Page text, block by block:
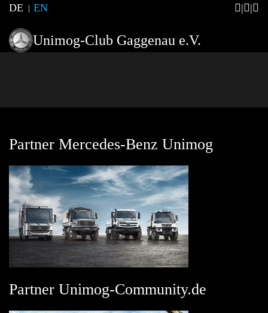
DE EN
Unimog-Club Gaggenau e.V.
Partner Mercedes-Benz Unimog
Partner Unimog-Community.de